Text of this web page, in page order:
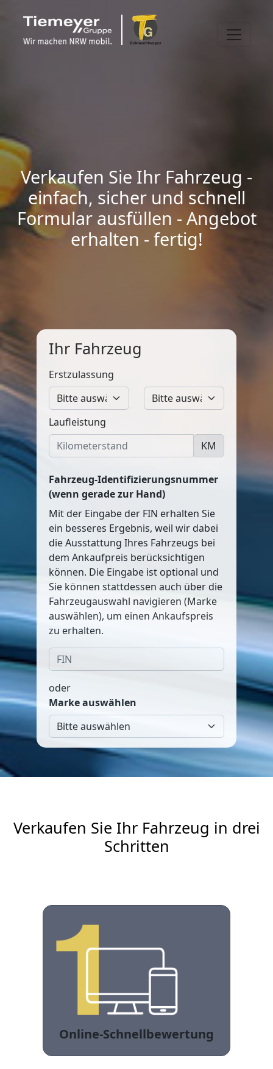
Verkaufen Sie Ihr Fahrzeug -
einfach, sicher und schnell
Formular ausfüllen - Angebot
erhalten - fertig!
Ihr Fahrzeug
Erstzulassung
Laufleistung
KM
Fahrzeug-Identifizierungsnummer
(wenn gerade zur Hand)
Mit der Eingabe der FIN erhalten Sie
ein besseres Ergebnis, weil wir dabei
die Ausstattung Ihres Fahrzeugs bei
dem Ankaufpreis berücksichtigen
können. Die Eingabe ist optional und
Sie können stattdessen auch über die
Fahrzeugauswahl navigieren (Marke
auswählen), um einen Ankaufspreis
zu erhalten.
oder
Marke auswählen
Verkaufen Sie Ihr Fahrzeug in drei
Schritten
Online-Schnellbewertung